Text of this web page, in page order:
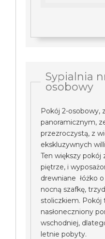
Sypialnia
osobowy
Pokój 2-osobowy,
panoramicznym,
przezroczystą, z
ekskluzywnych
Ten większy pokój
piętrze, i
drewniane łóżko
nocną szafkę,
stoliczkiem. Pokój
nasłoneczniony
wschodniej,
letnie pobyty.